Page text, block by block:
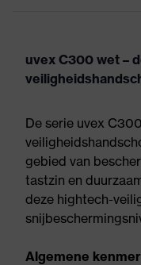
uvex C300 wet –
De serie uvex
gebied van
tastzin en
deze hightech-
Algemene